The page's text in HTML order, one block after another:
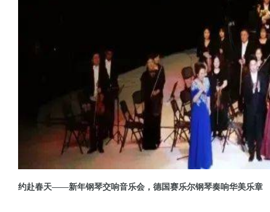
约赴春天——新年钢琴交响音乐会，德国赛乐尔钢琴奏响华美乐章